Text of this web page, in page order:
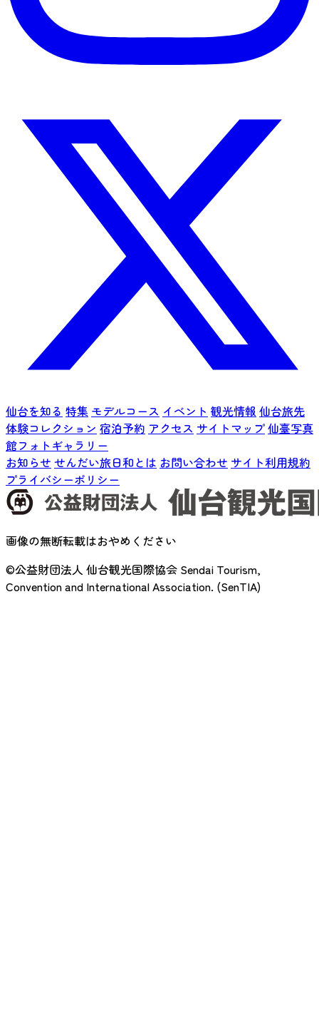
仙台を知る 特集 モデルコース イベント 観光情報 仙台旅先
体験コレクション 宿泊予約 アクセス サイトマップ仙臺写真
館フォトギャラリー
お知らせ せんだい旅日和とは お問い合わせ サイト利用規約
プライバシーポリシー
画像の無断転載はおやめください
©公益財団法人 仙台観光国際協会 Sendai Tourism,
Convention and International Association. (SenTIA)